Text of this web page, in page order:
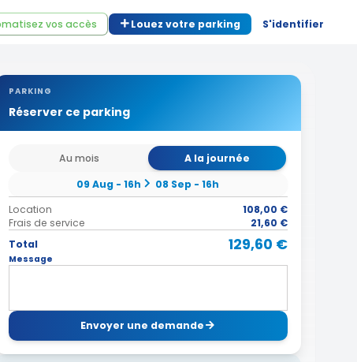
vos accès Louez votre parking S'identifier
PARKING
Réserver ce parking
Au mois
A la journée
09 Aug - 16h
08 Sep - 16h
Location
108,00 €
Frais de service
21,60 €
Total
129,60 €
Message
Envoyer une demande